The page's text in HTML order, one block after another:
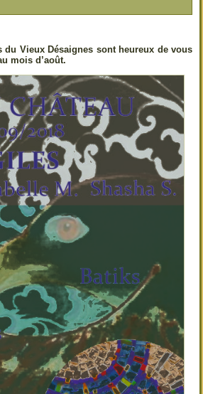
du Vieux Désaignes sont heureux de vous
mois d’août.